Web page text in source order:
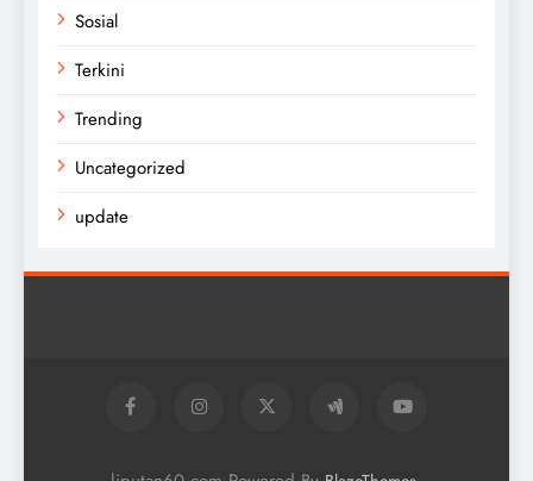
Sosial
Terkini
Trending
Uncategorized
update